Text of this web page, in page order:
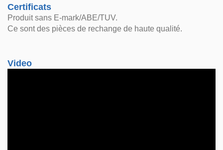
Certificats
Produit sans E-mark/ABE/TUV.
Ce sont des pièces de rechange de haute qualité.
Video